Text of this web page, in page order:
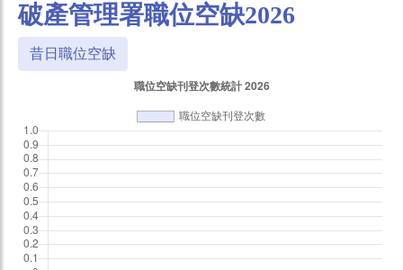
破產管理署職位空缺2026
昔日職位空缺